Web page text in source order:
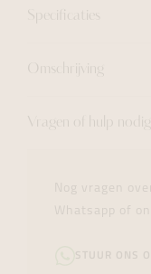
Specificaties
Omschrijving
Vragen of hulp nodig?